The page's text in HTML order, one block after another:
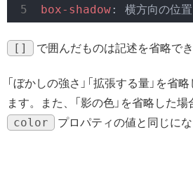
box-shadow: 横方向の位
[] で囲んだものは記述を省略でき
「ぼかしの強さ」「拡張する量」を省
ます。また、「影の色」を省略した場
color プロパティの値と同じにな